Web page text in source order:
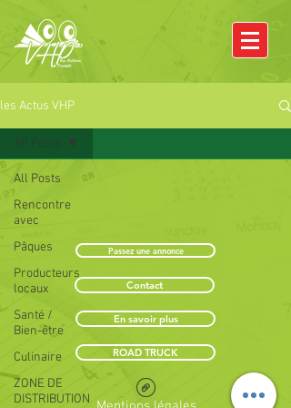
les Actus VHP
All Posts
Rencontre
avec
Pâques
Producteurs
locaux
Santé /
Bien-être
Culinaire
ZONE DE
DISTRIBUTION
All Posts
Passez une annonce
Contact
En savoir plus
ROAD TRUCK